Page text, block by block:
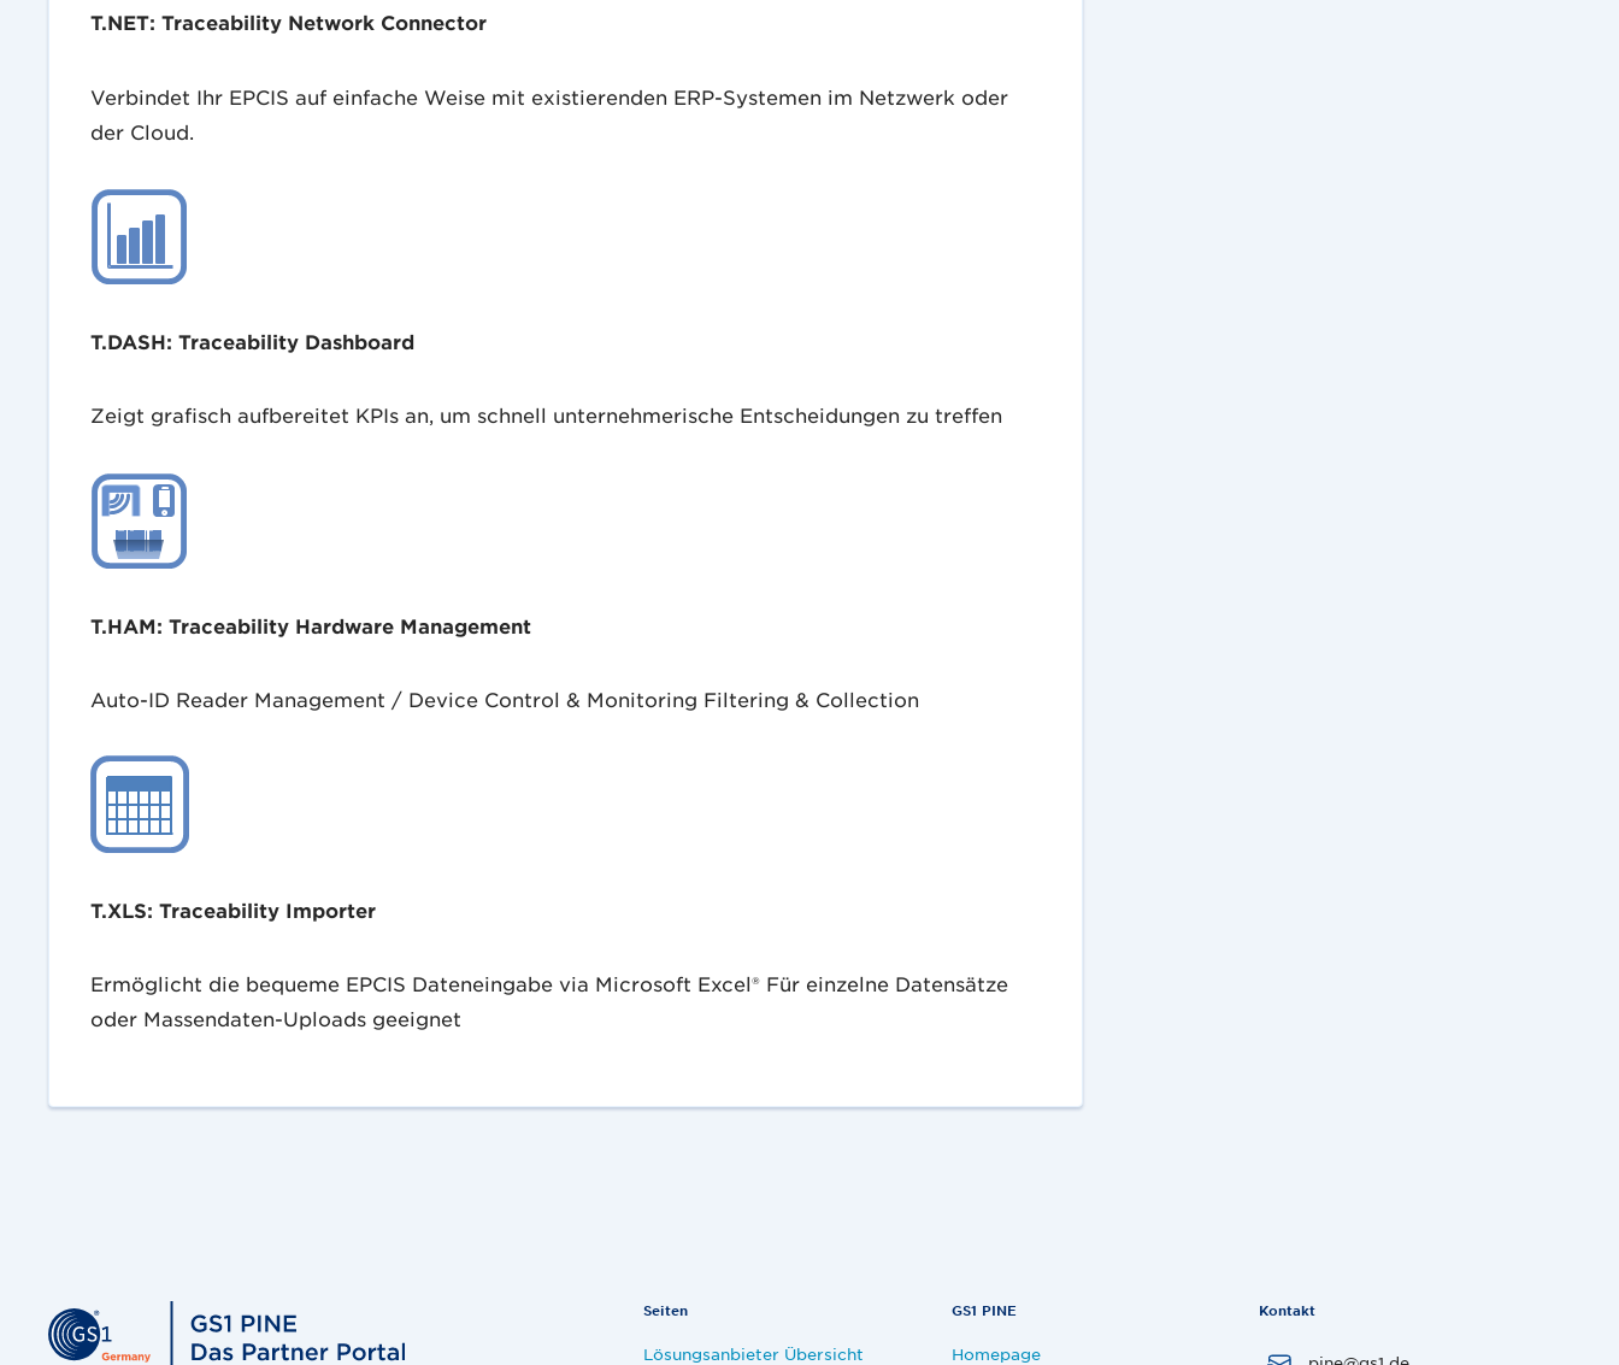
T.NET: Traceability Network Connector
Verbindet Ihr EPCIS auf einfache Weise mit existierenden ERP-Systemen im Netzwerk oder
der Cloud.
T.DASH: Traceability Dashboard
Zeigt grafisch aufbereitet KPIs an, um schnell unternehmerische Entscheidungen zu treffen
T.HAM: Traceability Hardware Management
Auto-ID Reader Management / Device Control & Monitoring Filtering & Collection
T.XLS: Traceability Importer
Ermöglicht die bequeme EPCIS Dateneingabe via Microsoft Excel® Für einzelne Datensätze
oder Massendaten-Uploads geeignet
Seiten
Lösungsanbieter Übersicht
GS1 PINE
Homepage
Kontakt